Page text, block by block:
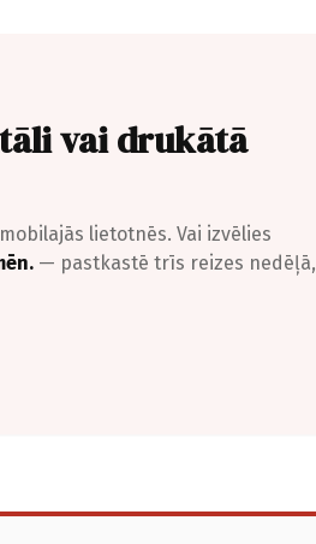
vai drukātā
lietotnēs. Vai izvēlies
— pastkastē trīs reizes nedēļā,